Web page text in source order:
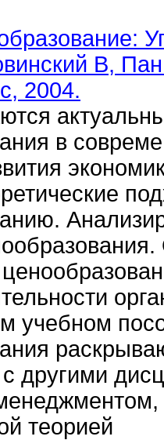
В,
2004.
в
учебном
другими
теорией